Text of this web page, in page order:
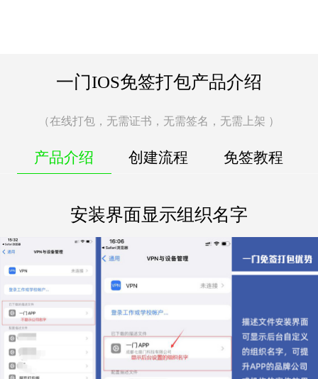
一门IOS免签打包产品介绍
（在线打包，无需证书，无需签名，无需上架 ）
产品介绍 创建流程 免签教程
安装界面显示组织名字